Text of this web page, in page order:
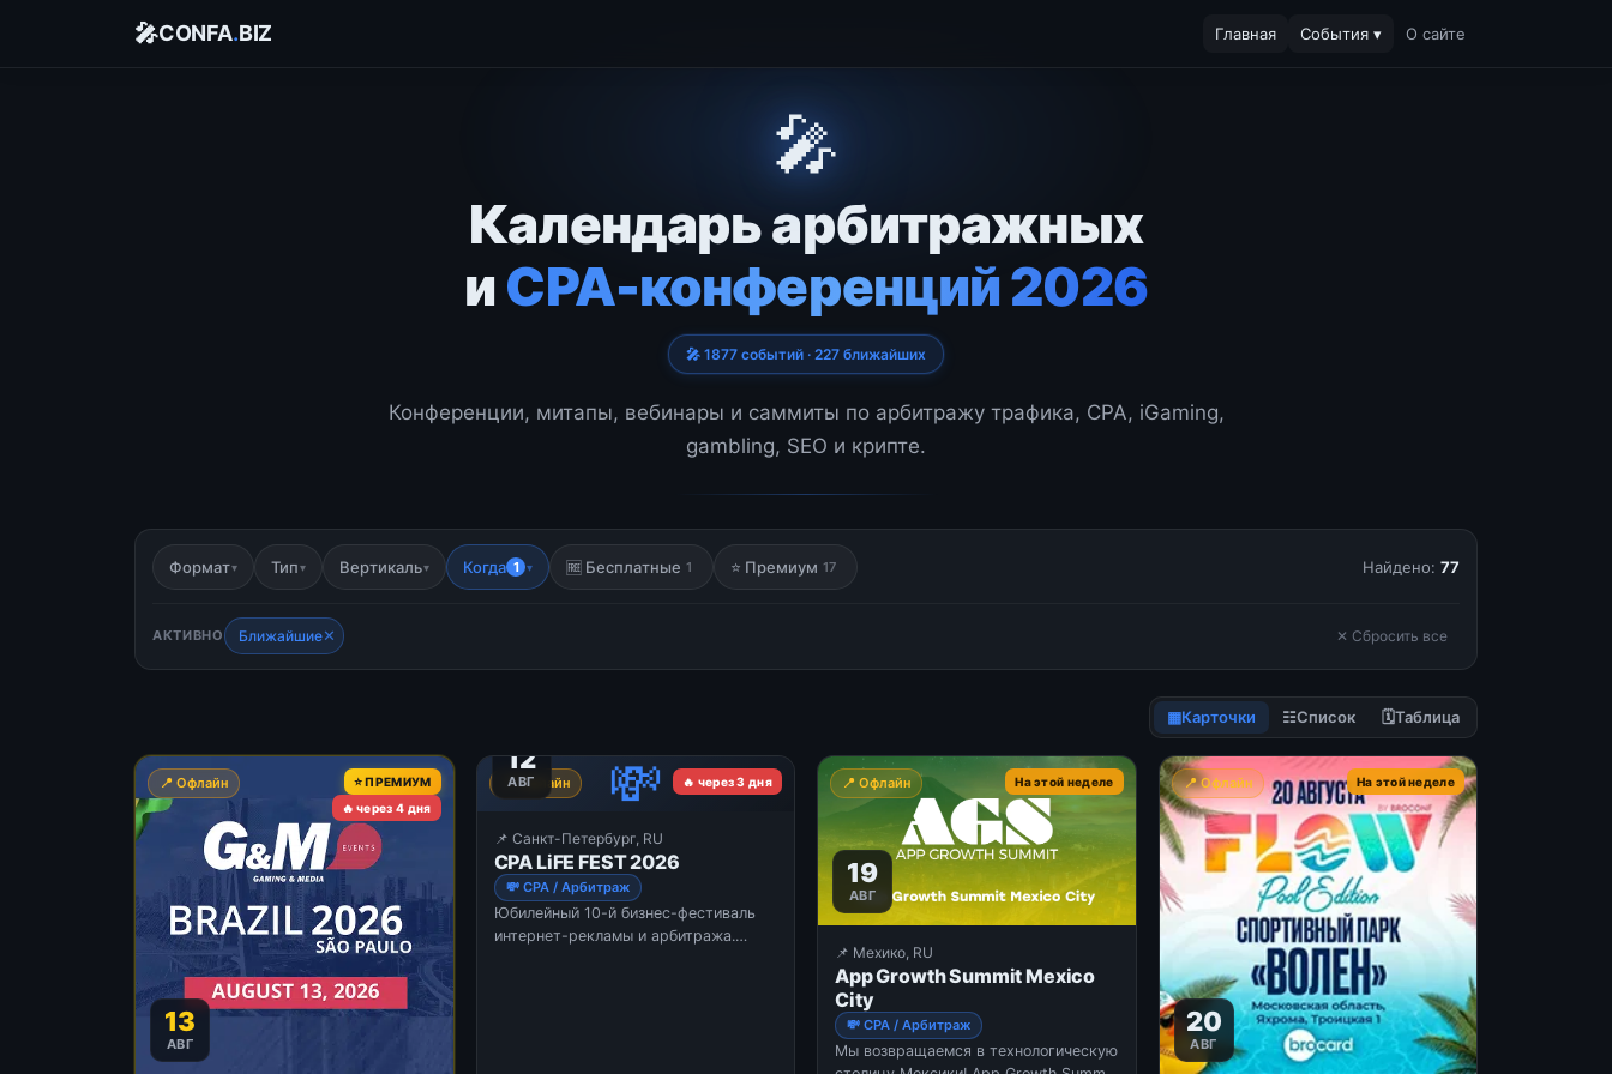
🎤CONFA.BIZ Главная События ▾ О сайте
🎤
Календарь арбитражных
иCPA-конференций 2026
🎤 1877 событий · 227 ближайших
Конференции, митапы, вебинары и саммиты по арбитражу трафика, CPA, iGaming,
gambling, SEO и крипте.
Формат▾ Тип▾ Вертикаль▾ Когда 1 ▾ 🆓 Бесплатные 1 ⭐ Премиум 17 Найдено: 77
АКТИВНО Ближайшие✕ ✕ Сбросить все
▦Карточки ☷Список 🗓Таблица
📍 Офлайн
⭐ ПРЕМИУМ
🔥 через 4 дня
13
АВГ
💸
📍 Офлайн 🔥 через 3 дня
12
АВГ
📌 Санкт-Петербург, RU
CPA LiFE FEST 2026
💸 CPA / Арбитраж
Юбилейный 10-й бизнес-фестиваль
интернет-рекламы и арбитража.
📍 Офлайн На этой неделе
19
АВГ
📌 Мехико, RU
App Growth Summit Mexico
City
💸 CPA / Арбитраж
Мы возвращаемся в технологическую
📍 Офлайн На этой неделе
20
АВГ